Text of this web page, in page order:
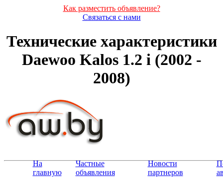
Как разместить объявление?
Связаться с нами
Технические характеристики
Daewoo Kalos 1.2 i (2002 -
2008)
На
главную
Частные
объявления
Новости
партнеров